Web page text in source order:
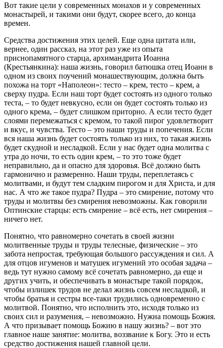
Вот такие цели у современных монахов и у современных
монастырей, и такими они будут, скорее всего, до конца
времен.
Средства достижения этих целей. Еще одна цитата или,
вернее, один рассказ, на этот раз уже из опыта
приснопамятного старца, архимандрита Иоанна
(Крестьянкина): наша жизнь, говорил батюшка отец Иоанн в
одном из своих поучений монашествующим, должна быть
похожа на торт «Наполеон»: тесто – крем, тесто – крем, а
сверху пудра. Если наш торт будет состоять из одного только
теста, – то будет невкусно, если он будет состоять только из
одного крема, – будет слишком приторно. А если тесто будет
слоями перемежаться с кремом, то такой пирог удовлетворит
и вкус, и чувства. Тесто – это наши труды и попечения. Если
вся наша жизнь будет состоять только из них, то такая жизнь
будет скудной и несладкой. Если у нас будет одна молитва с
утра до ночи, то есть один крем, – то это тоже будет
неправильно, да и опасно для здоровья. Всё должно быть
гармонично и размеренно. Наши труды, переплетаясь с
молитвами, и будут тем сладким пирогом и для Христа, и для
нас. А что же такое пудра? Пудра – это смирение, потому что
труды и молитвы без смирения невозможны. Как говорили
Оптинские старцы: есть смирение – всё есть, нет смирения –
ничего нет.
Понятно, что равномерно сочетать в своей жизни
молитвенные труды и труды телесные, физические – это
забота непростая, требующая большого рассуждения и сил. А
для отцов игуменов и матушек игумений это особая задача –
ведь тут нужно самому всё сочетать равномерно, да еще и
других учить, и обеспечивать в монастыре такой порядок,
чтобы излишек трудов не делал жизнь совсем несладкой, и
чтобы братья и сестры все-таки трудились одновременно с
молитвой. Понятно, что исполнить это, исходя только из
своих сил и разумения, – невозможно. Нужна помощь Божия.
А что призывает помощь Божию в нашу жизнь? – вот это
главное наше занятие: молитва, воззвание к Богу. Это и есть
средство достижения нашей главной цели.